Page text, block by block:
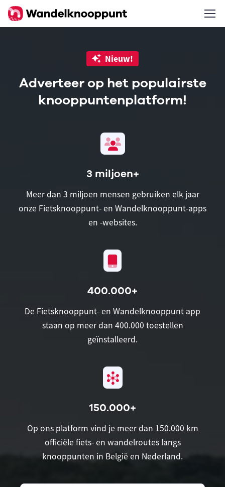
Nieuw!
Adverteer op het populairste
knooppuntenplatform!
3 miljoen+
Meer dan 3 miljoen mensen gebruiken elk jaar
onze Fietsknooppunt- en Wandelknooppunt-apps
en -websites.
400.000+
De Fietsknooppunt- en Wandelknooppunt app
staan op meer dan 400.000 toestellen
geïnstalleerd.
150.000+
Op ons platform vind je meer dan 150.000 km
officiële fiets- en wandelroutes langs
knooppunten in België en Nederland.